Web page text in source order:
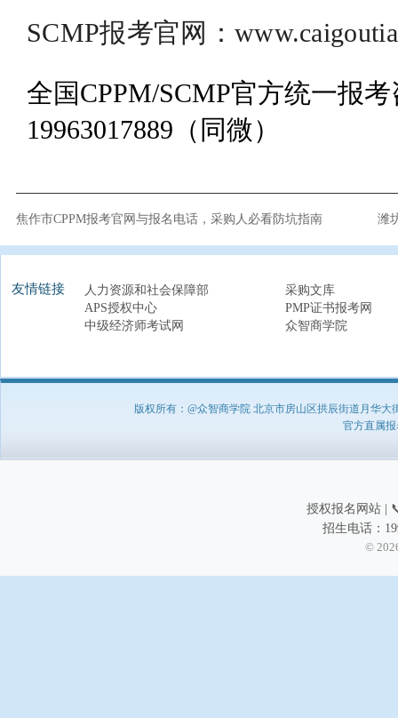
SCMP报考官网：
全国CPPM/SCMP官方统一报
19963017889（同微）
焦作市CPPM报考官网与报名电话，采购人必看防坑指南 潍
友情链接 人力资源和社会保障部
采购文库
APS授权中心
PMP证书报考网
中级经济师考试网
众智商学院
版权所有：@众智商学院 北京市房山区拱辰街道月华
官方直属报
授权报名网站 |
招生电话：
©